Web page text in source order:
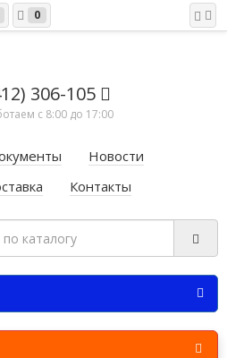
0
306-105
c 8:00 до 17:00
Новости
Контакты